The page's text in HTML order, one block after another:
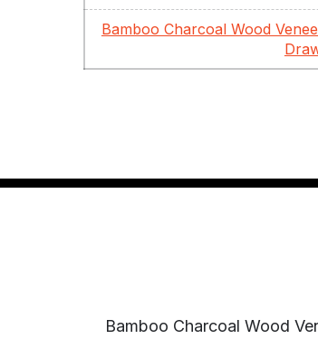
Bamboo Charcoal Wood
Bamboo Charcoal Wood